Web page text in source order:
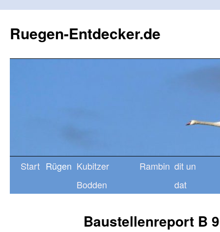
Ruegen-Entdecker.de
Start Rügen Kubitzer
Bodden
Rambin dit un
dat
Baustellenreport B